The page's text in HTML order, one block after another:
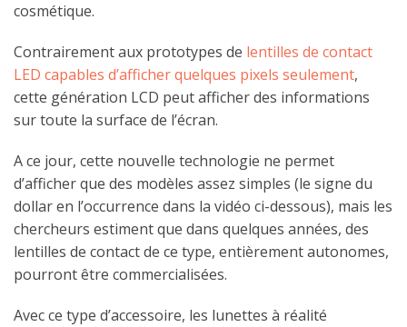
cosmétique.
Contrairement aux prototypes de lentilles de contact
LED capables d’afficher quelques pixels seulement,
cette génération LCD peut afficher des informations
sur toute la surface de l’écran.
A ce jour, cette nouvelle technologie ne permet
d’afficher que des modèles assez simples (le signe du
dollar en l’occurrence dans la vidéo ci-dessous), mais les
chercheurs estiment que dans quelques années, des
lentilles de contact de ce type, entièrement autonomes,
pourront être commercialisées.
Avec ce type d’accessoire, les lunettes à réalité